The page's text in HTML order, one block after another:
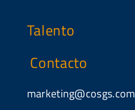
Talento
Contacto
marketing@cosgs.com